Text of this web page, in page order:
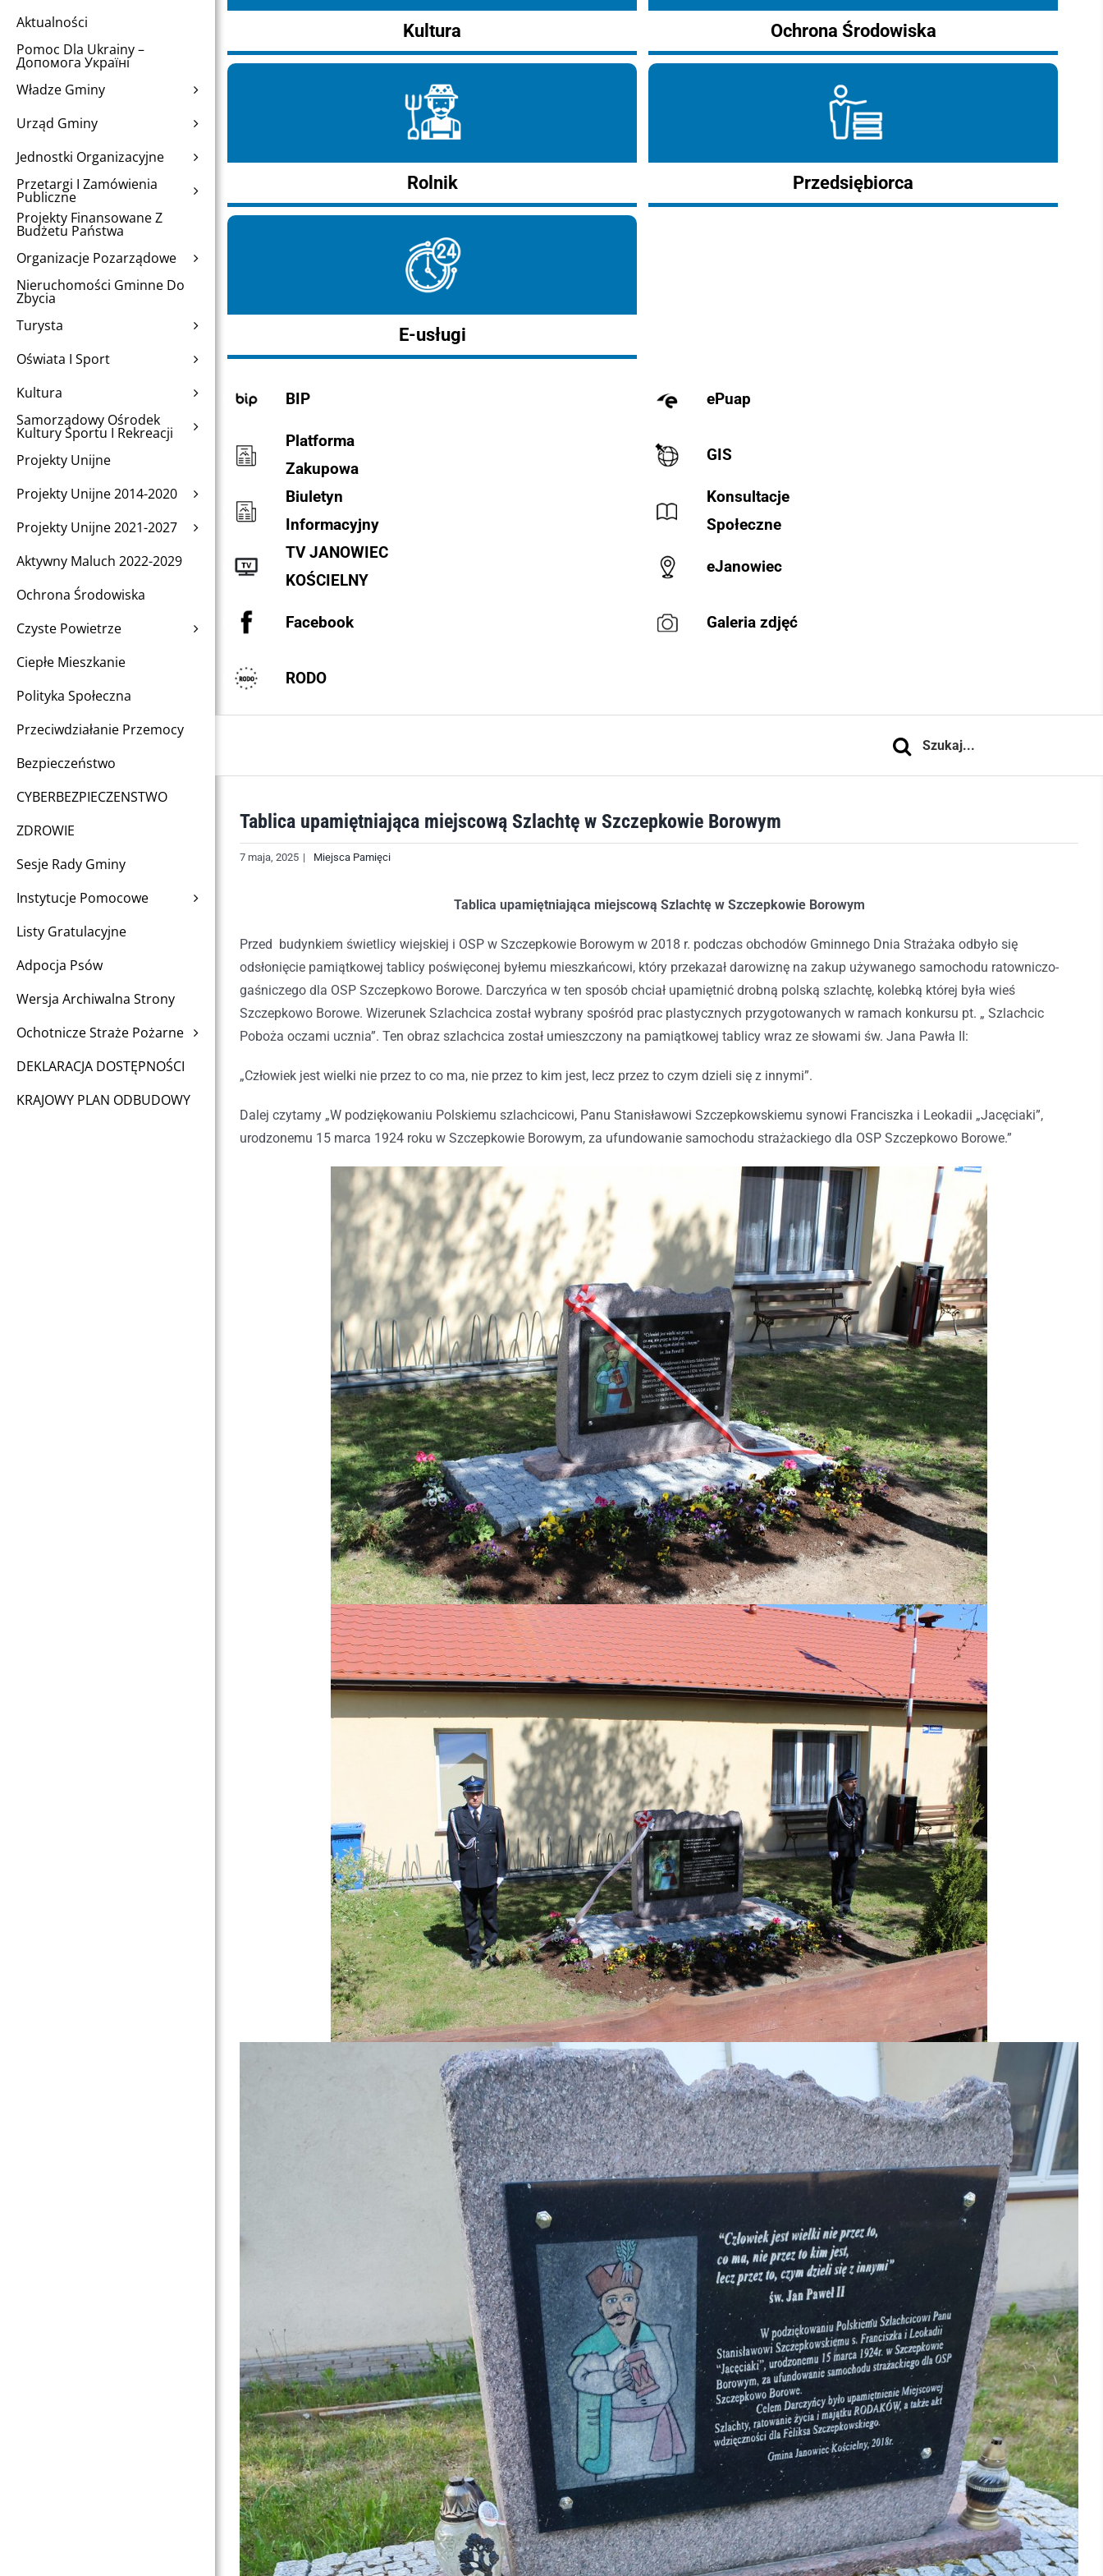
Aktualności
Pomoc Dla Ukrainy –
Допомога Україні
Władze Gminy
Urząd Gminy
Jednostki Organizacyjne
Przetargi I Zamówienia
Publiczne
Projekty Finansowane Z
Budżetu Państwa
Organizacje Pozarządowe
Nieruchomości Gminne Do
Zbycia
Turysta
Oświata I Sport
Kultura
Samorządowy Ośrodek
Kultury Sportu I Rekreacji
Projekty Unijne
Projekty Unijne 2014-2020
Projekty Unijne 2021-2027
Aktywny Maluch 2022-2029
Ochrona Środowiska
Czyste Powietrze
Ciepłe Mieszkanie
Polityka Społeczna
Przeciwdziałanie Przemocy
Bezpieczeństwo
CYBERBEZPIECZENSTWO
ZDROWIE
Sesje Rady Gminy
Instytucje Pomocowe
Listy Gratulacyjne
Adpocja Psów
Wersja Archiwalna Strony
Ochotnicze Straże Pożarne
DEKLARACJA DOSTĘPNOŚCI
KRAJOWY PLAN ODBUDOWY
Kultura Ochrona Środowiska
Rolnik Przedsiębiorca
E-usługi
BIP ePuap
Platforma
Zakupowa
GIS
Biuletyn
Informacyjny
Konsultacje
Społeczne
TV JANOWIEC
KOŚCIELNY
eJanowiec
Facebook Galeria zdjęć
RODO
Szukaj
Tablica upamiętniająca miejscową Szlachtę w Szczepkowie Borowym
7 maja, 2025 | Miejsca Pamięci
Tablica upamiętniająca miejscową Szlachtę w Szczepkowie Borowym
Przed budynkiem świetlicy wiejskiej i OSP w Szczepkowie Borowym w 2018 r. podczas obchodów Gminnego Dnia Strażaka odbyło się
odsłonięcie pamiątkowej tablicy poświęconej byłemu mieszkańcowi, który przekazał darowiznę na zakup używanego samochodu ratowniczo-
gaśniczego dla OSP Szczepkowo Borowe. Darczyńca w ten sposób chciał upamiętnić drobną polską szlachtę, kolebką której była wieś
Szczepkowo Borowe. Wizerunek Szlachcica został wybrany spośród prac plastycznych przygotowanych w ramach konkursu pt. „ Szlachcic
Poboża oczami ucznia”. Ten obraz szlachcica został umieszczony na pamiątkowej tablicy wraz ze słowami św. Jana Pawła II:
„Człowiek jest wielki nie przez to co ma, nie przez to kim jest, lecz przez to czym dzieli się z innymi”.
Dalej czytamy „W podziękowaniu Polskiemu szlachcicowi, Panu Stanisławowi Szczepkowskiemu synowi Franciszka i Leokadii „Jacęciaki”,
urodzonemu 15 marca 1924 roku w Szczepkowie Borowym, za ufundowanie samochodu strażackiego dla OSP Szczepkowo Borowe.”